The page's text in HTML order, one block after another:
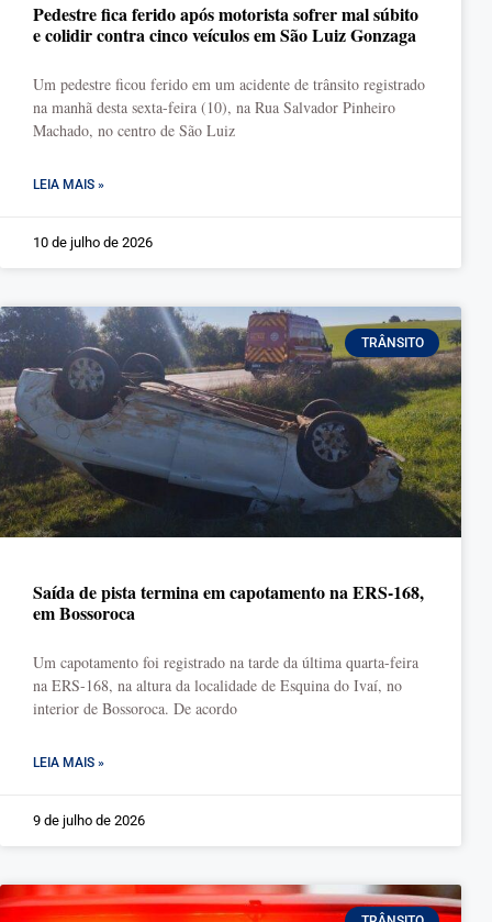
Pedestre fica ferido após motorista sofrer mal súbito
e colidir contra cinco veículos em São Luiz Gonzaga
Um pedestre ficou ferido em um acidente de trânsito registrado
na manhã desta sexta-feira (10), na Rua Salvador Pinheiro
Machado, no centro de São Luiz
LEIA MAIS »
10 de julho de 2026
TRÂNSITO
Saída de pista termina em capotamento na ERS-168,
em Bossoroca
Um capotamento foi registrado na tarde da última quarta-feira
na ERS-168, na altura da localidade de Esquina do Ivaí, no
interior de Bossoroca. De acordo
LEIA MAIS »
9 de julho de 2026